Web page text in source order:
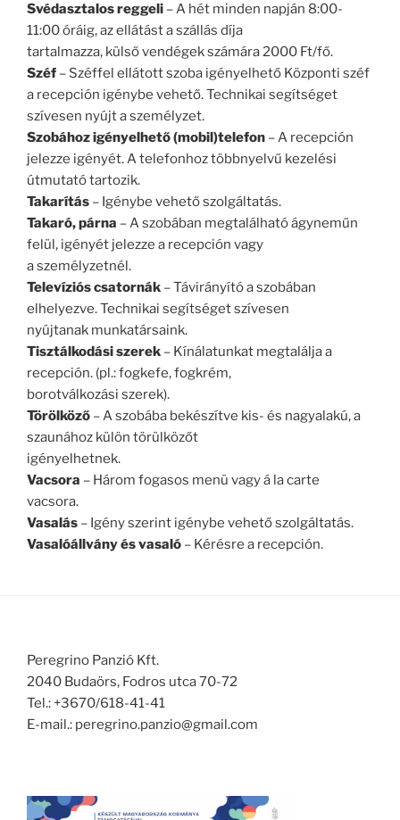
Svédasztalos reggeli – A hét minden napján 8:00-
11:00 óráig, az ellátást a szállás díja
tartalmazza, külső vendégek számára 2000 Ft/fő.
Széf – Széffel ellátott szoba igényelhető Központi széf
a recepción igénybe vehető. Technikai segítséget
szívesen nyújt a személyzet.
Szobához igényelhető (mobil)telefon – A recepción
jelezze igényét. A telefonhoz többnyelvű kezelési
útmutató tartozik.
Takarítás – Igénybe vehető szolgáltatás.
Takaró, párna – A szobában megtalálható ágyneműn
felül, igényét jelezze a recepción vagy
a személyzetnél.
Televíziós csatornák – Távirányító a szobában
elhelyezve. Technikai segítséget szívesen
nyújtanak munkatársaink.
Tisztálkodási szerek – Kínálatunkat megtalálja a
recepción. (pl.: fogkefe, fogkrém,
borotválkozási szerek).
Törölköző – A szobába bekészítve kis- és nagyalakú, a
szaunához külön törülközőt
igényelhetnek.
Vacsora – Három fogasos menü vagy á la carte
vacsora.
Vasalás – Igény szerint igénybe vehető szolgáltatás.
Vasalóállvány és vasaló – Kérésre a recepción.
Peregrino Panzió Kft.
2040 Budaörs, Fodros utca 70-72
Tel.: +3670/618-41-41
E-mail.: peregrino.panzio@gmail.com